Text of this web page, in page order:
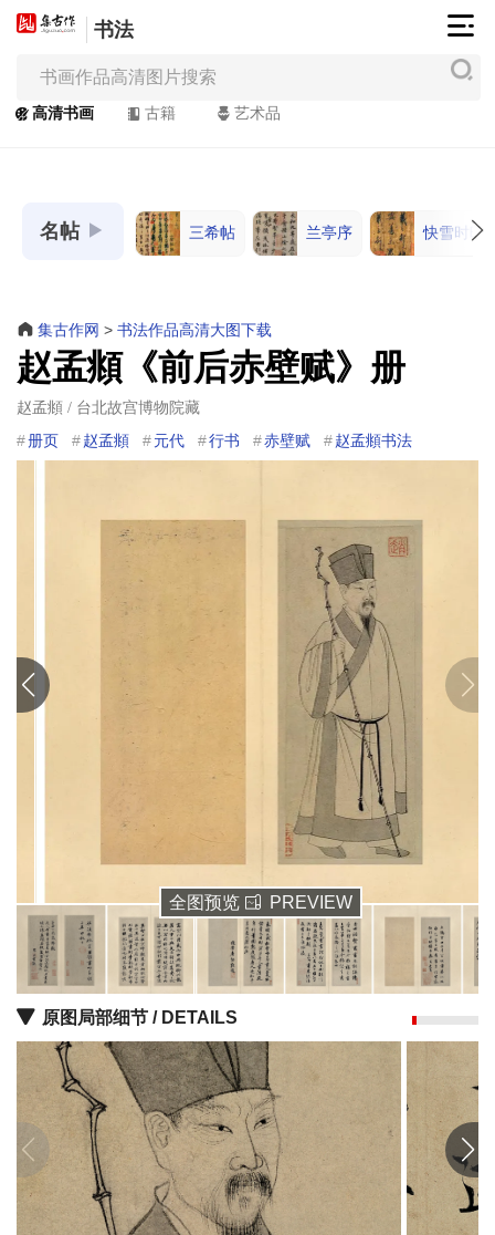
书法
高清书画 古籍 艺术品
名帖 三希帖 兰亭序 快雪时晴
集古作网 > 书法作品高清大图下载
赵孟頫《前后赤壁赋》册
赵孟頫 / 台北故宫博物院藏
册页 赵孟頫 元代 行书 赤壁赋 赵孟頫书法
全图预览 PREVIEW
原图局部细节 / DETAILS
古
作
网
画
/
Painting
&
Calligraphy
家
高
清
油
画
|
画
家
清